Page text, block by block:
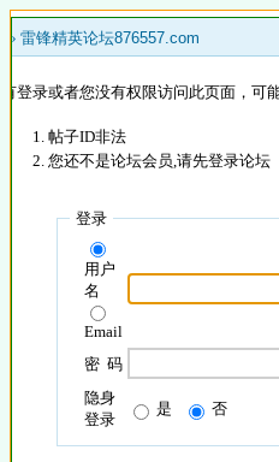
» 雷锋精英论坛876557.com
登录或者您没有权限访问此页面，可
帖子ID非法
您还不是论坛会员,请先登录论坛
登录
用户
名
Email
密 码
隐身
登录
是 否